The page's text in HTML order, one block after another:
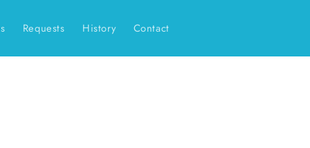
Requests History Contact